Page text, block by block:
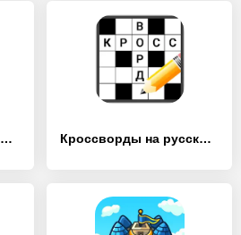
Сканворды на русском - [MOD Много денег] Кроссворды на русском - [MOD Много монет]